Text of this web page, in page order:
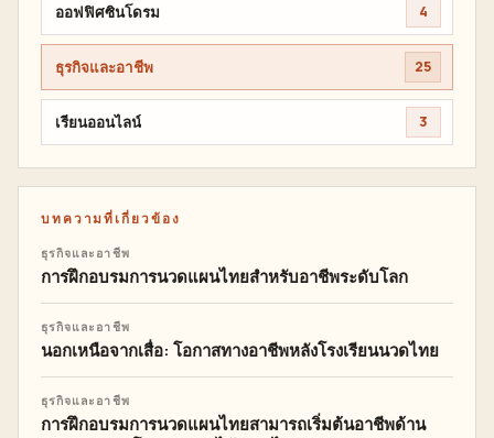
ออฟฟิศซินโดรม 4
ธุรกิจและอาชีพ 25
เรียนออนไลน์ 3
บทความที่เกี่ยวข้อง
ธุรกิจและอาชีพ
การฝึกอบรมการนวดแผนไทยสำหรับอาชีพระดับโลก
ธุรกิจและอาชีพ
นอกเหนือจากเสื่อ: โอกาสทางอาชีพหลังโรงเรียนนวดไทย
ธุรกิจและอาชีพ
การฝึกอบรมการนวดแผนไทยสามารถเริ่มต้นอาชีพด้าน